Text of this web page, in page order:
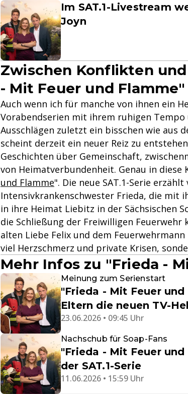
Im SAT.1-Livestream
Joyn
Zwischen Konflikten
- Mit Feuer und Flamme"
Auch wenn ich für manche von ihnen ein
Vorabendserien mit ihrem ruhigen
Ausschlägen zuletzt ein bisschen wie aus
scheint derzeit ein neuer Reiz zu
Geschichten über Gemeinschaft,
von Heimatverbundenheit. Genau in diese
und Flamme". Die neue SAT.1-Serie
Intensivkrankenschwester Frieda, die mit
in ihre Heimat Liebitz in der Sächsischen
die Schließung der Freiwilligen
alten Liebe Felix und dem
viel Herzschmerz und private Krisen,
Mehr Infos zu "Frieda -
Meinung zum Serienstart
"Frieda - Mit Feuer
Eltern die neuen TV-
23.06.2026 • 09:45 Uhr
Nachschub für Soap-Fans
"Frieda - Mit Feuer
der SAT.1-Serie
11.06.2026 • 15:59 Uhr